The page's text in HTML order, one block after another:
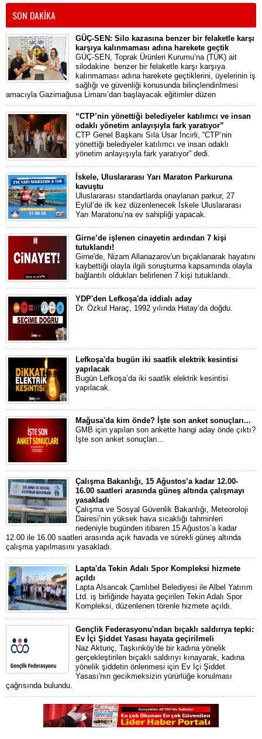
SON DAKİKA
GÜÇ-SEN: Silo kazasına benzer bir felaketle karşı
karşıya kalınmaması adına harekete geçtik
GÜÇ-SEN, Toprak Ürünleri Kurumu’na (TÜK) ait
silodakine benzer bir felaketle karşı karşıya
kalınmaması adına harekete geçtiklerini, üyelerinin iş
sağlığı ve güvenliği konusunda bilinçlendirilmesi
amacıyla Gazimağusa Limanı’dan başlayacak eğitimler düzen
“CTP’nin yönettiği belediyeler katılımcı ve insan
odaklı yönetim anlayışıyla fark yaratıyor”
CTP Genel Başkanı Sıla Usar İncirli, “CTP’nin
yönettiği belediyeler katılımcı ve insan odaklı
yönetim anlayışıyla fark yaratıyor” dedi.
İskele, Uluslararası Yarı Maraton Parkuruna
kavuştu
Uluslararası standartlarda onaylanan parkur, 27
Eylül’de ilk kez düzenlenecek İskele Uluslararası
Yarı Maratonu’na ev sahipliği yapacak.
Girne’de işlenen cinayetin ardından 7 kişi
tutuklandı!
Girne'de, Nizam Allanazarov'un bıçaklanarak hayatını
kaybettiği olayla ilgili soruşturma kapsamında olayla
bağlantılı oldukları belirlenen 7 kişi tutuklandı.
YDP'den Lefkoşa'da iddialı aday
Dr. Özkul Haraç, 1992 yılında Hatay’da doğdu.
Lefkoşa'da bugün iki saatlik elektrik kesintisi
yapılacak
Bugün Lefkoşa’da iki saatlik elektrik kesintisi
yapılacak.
Mağusa'da kim önde? İşte son anket sonuçları...
GMB için yapılan son ankette hangi aday önde çıktı?
İşte son anket sonuçları...
Çalışma Bakanlığı, 15 Ağustos’a kadar 12.00-
16.00 saatleri arasında güneş altında çalışmayı
yasakladı
Çalışma ve Sosyal Güvenlik Bakanlığı, Meteoroloji
Dairesi’nin yüksek hava sıcaklığı tahminleri
nedeniyle bugünden itibaren 15 Ağustos’a kadar
12.00 ile 16.00 saatleri arasında açık havada ve sürekli güneş altında
çalışma yapılmasını yasakladı.
Lapta'da Tekin Adalı Spor Kompleksi hizmete
açıldı
Lapta Alsancak Çamlıbel Belediyesi ile Albel Yatırım
Ltd. iş birliğinde hayata geçirilen Tekin Adalı Spor
Kompleksi, düzenlenen törenle hizmete açıldı.
Gençlik Federasyonu'ndan bıçaklı saldırıya tepki:
Ev İçi Şiddet Yasası hayata geçirilmeli
Naz Aktunç, Taşkınköy'de bir kadına yönelik
gerçekleştirilen bıçaklı saldırıyı kınayarak, kadına
yönelik şiddetin önlenmesi için Ev İçi Şiddet
Yasası'nın gecikmeksizin yürürlüğe konulması
çağrısında bulundu.